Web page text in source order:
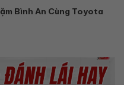
Bình An Cùng Toyota